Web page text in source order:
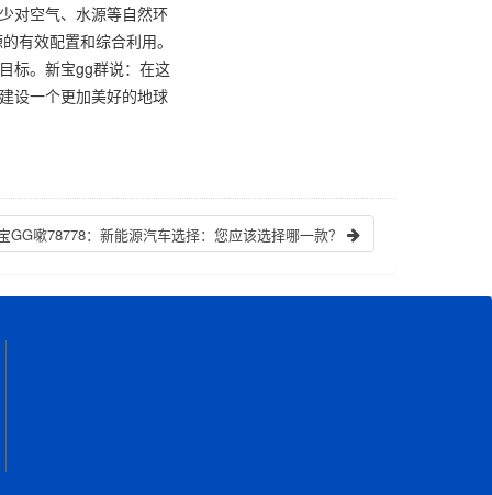
对空气、水源等自然环
有效配置和综合利用。
标。新宝gg群说：在这
设一个更加美好的地球
GG嗽78778：新能源汽车选择：您应该选择哪一款？